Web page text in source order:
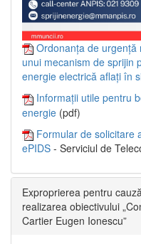
Ordonanța de urgență
unui mecanism de sprijin
energie electrică aflați în
Informații utile pentru
energie (pdf)
Formular de solicitare
ePIDS - Serviciul de
Exproprierea pentru
realizarea obiectivului
Cartier Eugen Ionescu”